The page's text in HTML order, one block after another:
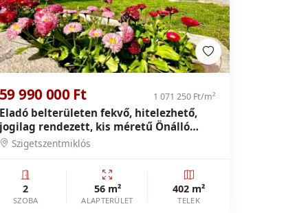
990 000 Ft 1 071 250 Ft/m²
belterületen fekvő, hitelezhető,
rendezett, kis méretű Önálló
Szigetszentmiklós
2
SZOBA
56 m²
ALAPTERÜLET
402 m²
TELEK